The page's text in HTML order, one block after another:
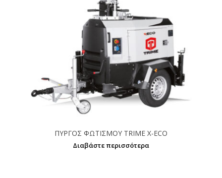
ΠΥΡΓΟΣ ΦΩΤΙΣΜΟΥ TRIME X-ECO
Διαβάστε περισσότερα